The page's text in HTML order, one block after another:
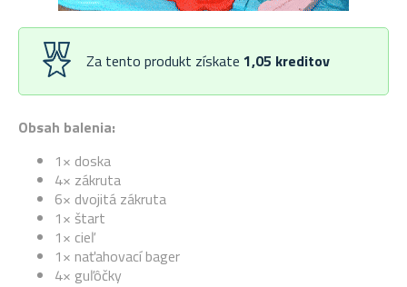
Obsah balenia:
1× doska
4× zákruta
6× dvojitá zákruta
1× štart
1× cieľ
1× naťahovací bager
4× guľôčky
Za tento produkt získate 1,05 kreditov